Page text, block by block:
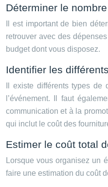
Déterminer le
Il est important de bien
retrouver avec des
budget dont vous disposez.
Identifier les
Il existe différents types
l’événement. Il faut
communication et à la
qui inclut le coût des
Estimer le coût total
Lorsque vous organisez un
faire une estimation du coût